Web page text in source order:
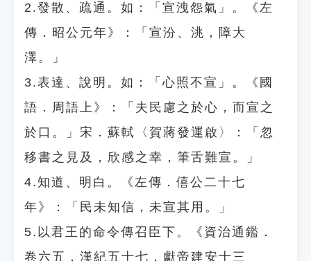
2.發散、疏通。如：「宣洩怨氣」。《左
傳．昭公元年》：「宣汾、洮，障大
澤。」
3.表達、說明。如：「心照不宣」。《國
語．周語上》：「夫民慮之於心，而宣之
於口。」宋．蘇軾〈賀蔣發運啟〉：「忽
移書之見及，欣感之幸，筆舌難宣。」
4.知道、明白。《左傳．僖公二十七
年》：「民未知信，未宣其用。」
5.以君王的命令傳召臣下。《資治通鑑．
卷六五．漢紀五十七．獻帝建安十三